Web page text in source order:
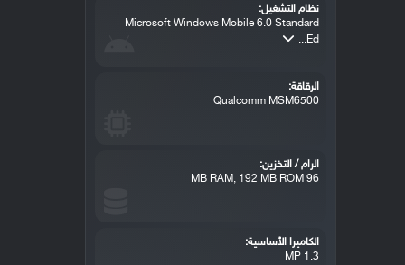
نظام التشغيل:
Microsoft Windows Mobile 6.0 Standard
Ed...
الرقاقة:
Qualcomm MSM6500
الرام / التخزين:
96 MB RAM, 192 MB ROM
الكاميرا الأساسية:
1.3 MP